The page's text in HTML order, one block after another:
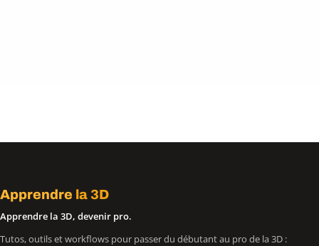
Apprendre la 3D
Apprendre la 3D, devenir pro.
Tutos, outils et workflows pour passer du débutant au pro de la 3D :